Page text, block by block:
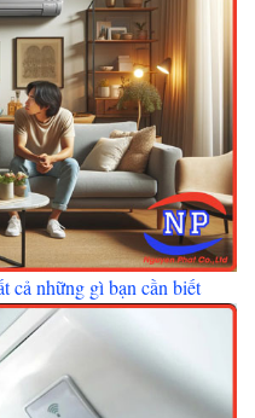
cả những gì bạn cần biết